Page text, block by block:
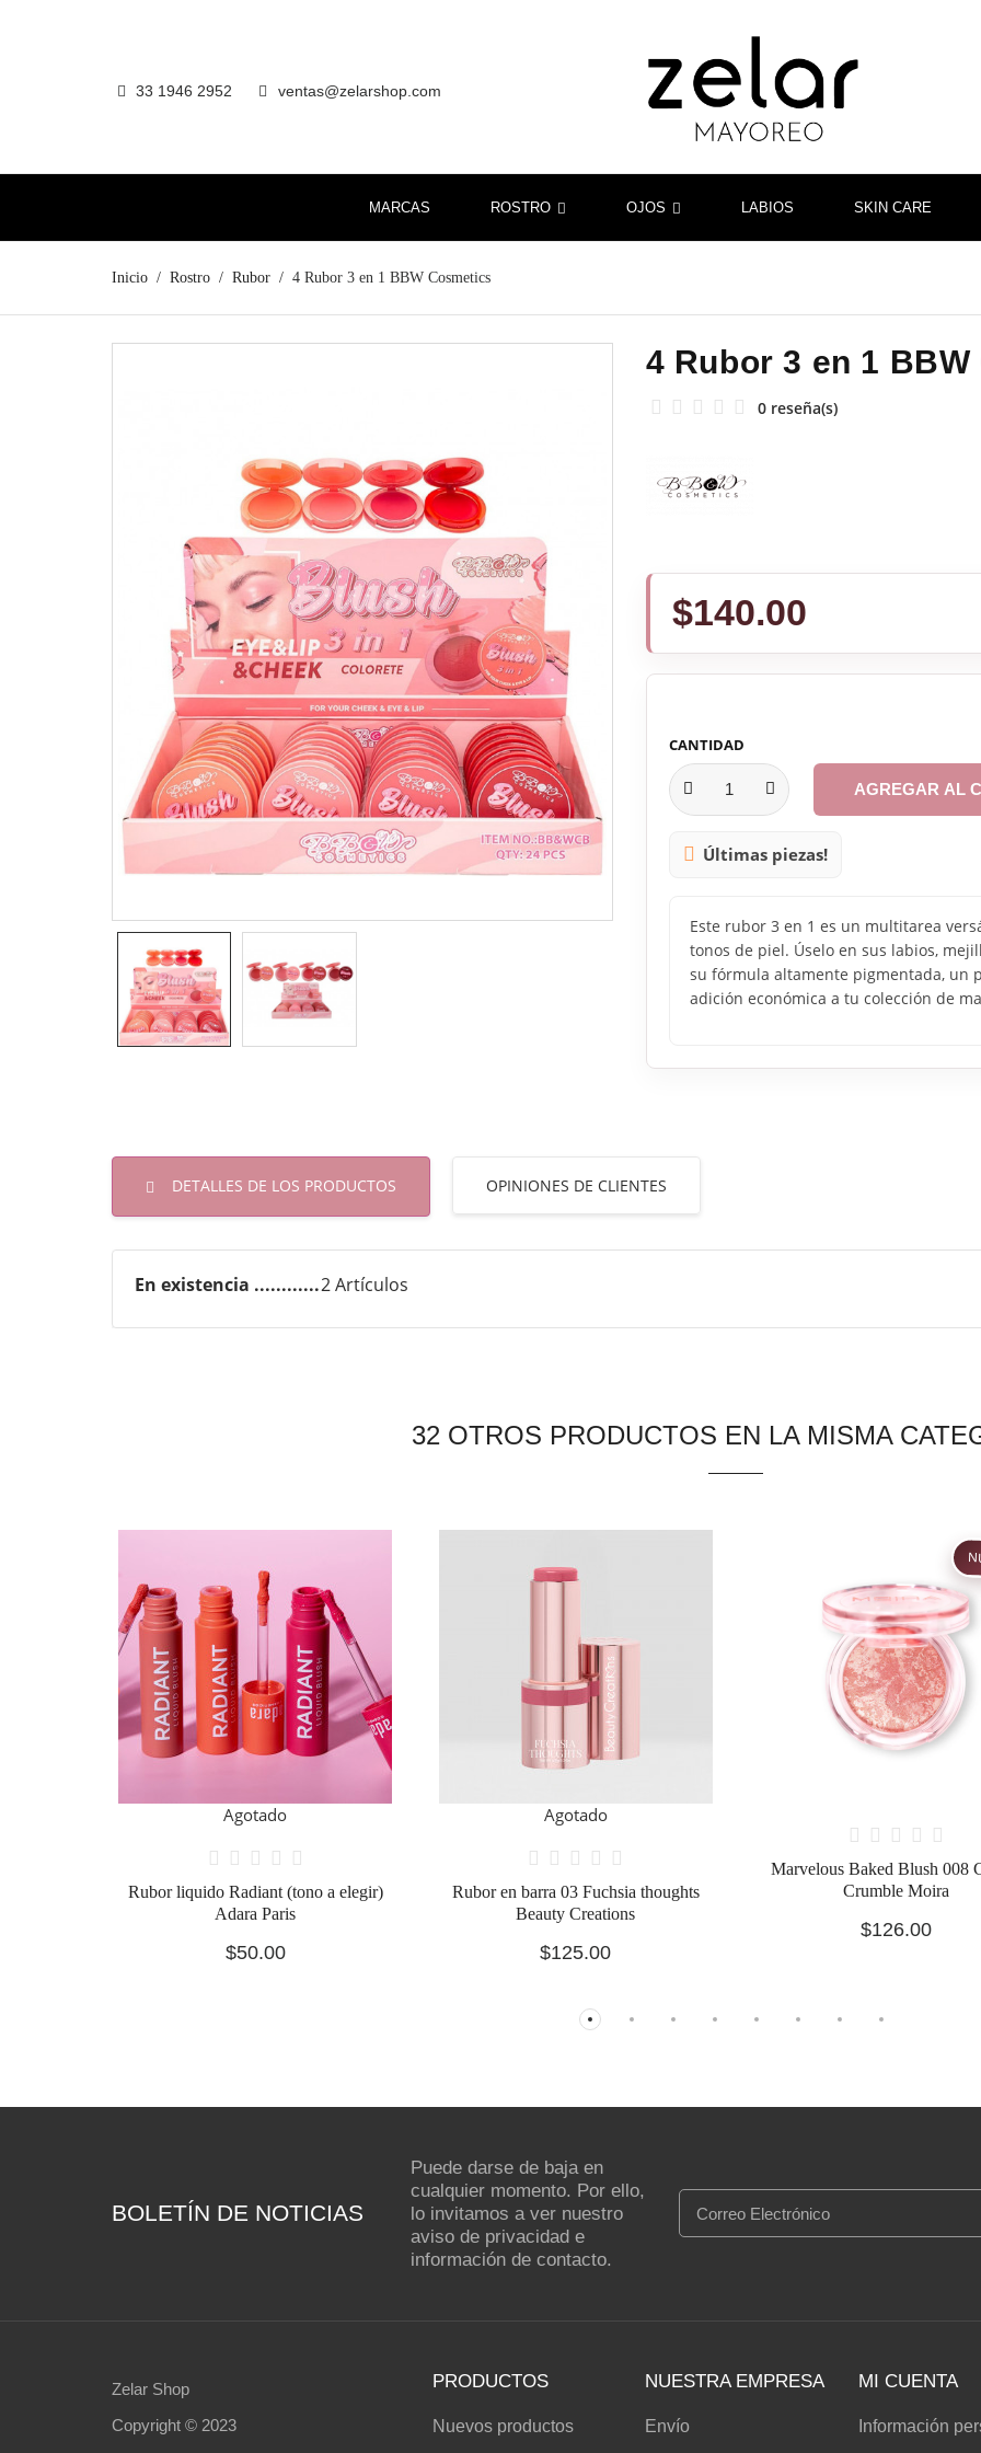
33 1946 2952  ventas@zelarshop.com
MARCAS ROSTRO OJOS LABIOS SKIN CARE
Inicio Rostro Rubor 4 Rubor 3 en 1 BBW Cosmetics
4 Rubor 3 en 1
0 reseña(s)
$140.00
CANTIDAD
AGREGAR AL
 Últimas piezas!
Este rubor 3 en 1 es un multitarea
tonos de piel. Úselo en sus labios,
su fórmula altamente pigmentada, un
adición económica a tu colección de
DETALLES DE LOS PRODUCTOS OPINIONES DE CLIENTES
En existencia 2 Artículos
32 OTROS PRODUCTOS EN LA MISMA
Agotado
Rubor en barra 03 Fuchsia thoughts
Beauty Creations
$125.00
Marvelous Baked Blush 008 Cherry
Crumble Moira
$126.00
Liquid Blush Desert rose
Creations
$120.00
BOLETÍN DE NOTICIAS
Puede darse de baja en
cualquier momento. Por ello,
lo invitamos a ver nuestro
aviso de privacidad e
información de contacto.
Zelar Shop
Copyright © 2023
PRODUCTOS
Nuevos productos
NUESTRA EMPRESA
Envío
MI CUENTA
Información